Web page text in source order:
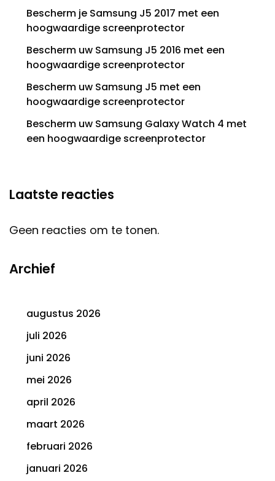
Bescherm je Samsung J5 2017 met een
hoogwaardige screenprotector
Bescherm uw Samsung J5 2016 met een
hoogwaardige screenprotector
Bescherm uw Samsung J5 met een
hoogwaardige screenprotector
Bescherm uw Samsung Galaxy Watch 4 met
een hoogwaardige screenprotector
Laatste reacties
Geen reacties om te tonen.
Archief
augustus 2026
juli 2026
juni 2026
mei 2026
april 2026
maart 2026
februari 2026
januari 2026